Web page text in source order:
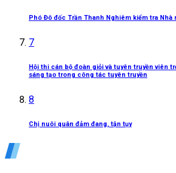
Phó Đô đốc Trần Thanh Nghiêm kiểm tra Nhà
7
Hội thi cán bộ đoàn giỏi và tuyên truyền viên
sáng tạo trong công tác tuyên truyền
8
Chị nuôi quân đảm đang, tận tụy